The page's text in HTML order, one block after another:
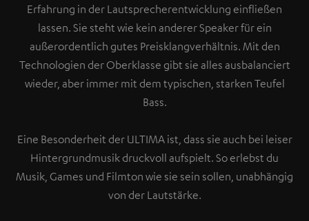
Erfahrung in der Lautsprecherentwicklung einfließen
lassen. Sie steht wie kein anderer Speaker für ein
außerordentlich gutes Preisklangverhältnis. Mit den
Technologien der Oberklasse gibt sie alles ausbalanciert
wieder, aber immer mit dem typischen, starken Teufel
Bass.
Eine Besonderheit der ULTIMA ist, dass sie auch bei leiser
Hintergrundmusik druckvoll aufspielt. So erlebst du
Musik, Games und Filmton wie sie sein sollen, unabhängig
von der Lautstärke.